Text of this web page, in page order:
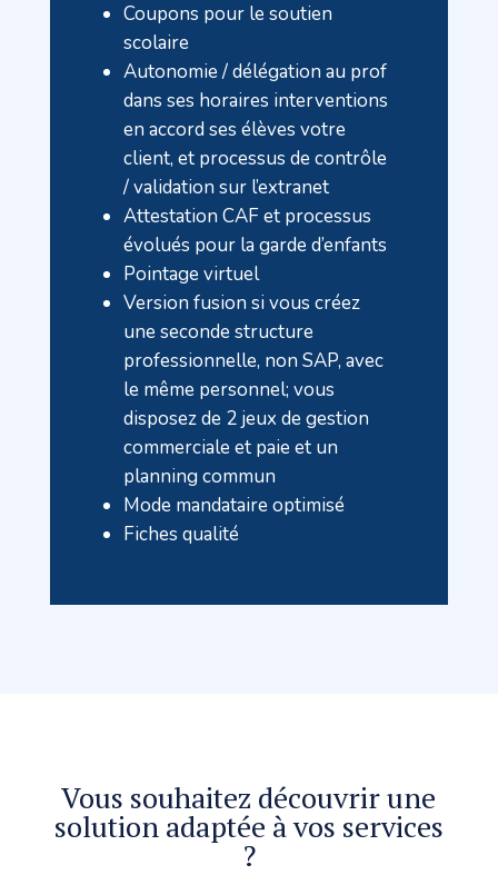
Coupons pour le soutien
scolaire
Autonomie / délégation au prof
dans ses horaires interventions
en accord ses élèves votre
client, et processus de contrôle
/ validation sur l’extranet
Attestation CAF et processus
évolués pour la garde d’enfants
Pointage virtuel
Version fusion si vous créez
une seconde structure
professionnelle, non SAP, avec
le même personnel; vous
disposez de 2 jeux de gestion
commerciale et paie et un
planning commun
Mode mandataire optimisé
Fiches qualité
Vous souhaitez découvrir une
solution adaptée à vos services
?